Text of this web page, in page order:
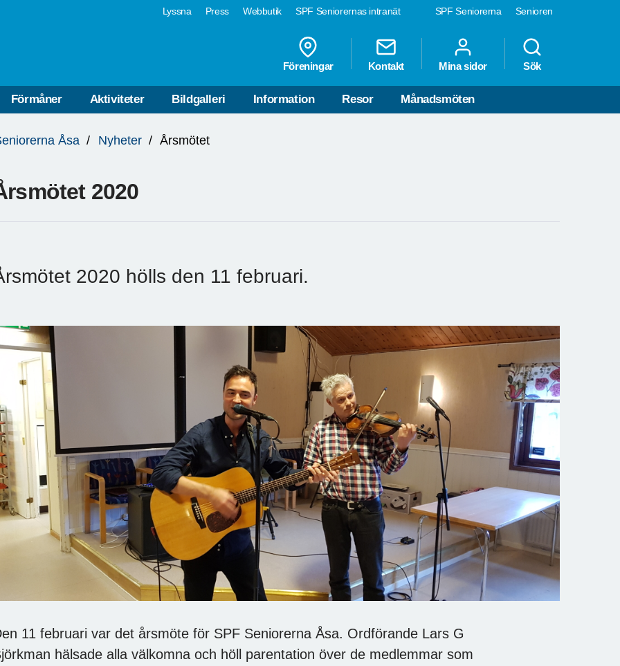
SPF Seniorerna Senioren
Lyssna Press Webbutik SPF Seniorernas intranät
Föreningar Kontakt Mina sidor Sök
Förmåner Aktiviteter Bildgalleri Information Resor Månadsmöten
Åsa Nyheter Årsmötet
2020
2020 hölls den 11 februari.
11 februari var det årsmöte för SPF Seniorerna Åsa. Ordförande Lars G
hälsade alla välkomna och höll parentation över de medlemmar som